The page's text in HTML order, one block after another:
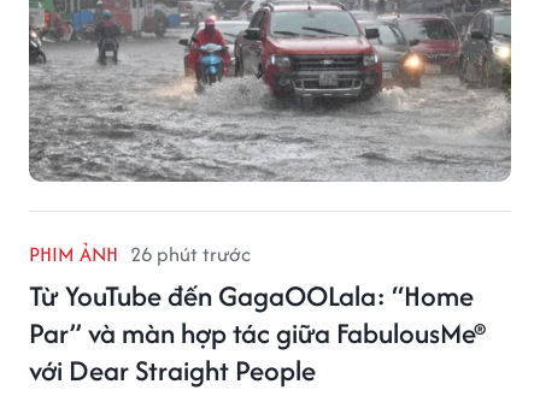
PHIM ẢNH 26 phút trước
Từ YouTube đến GagaOOLala: “Home
Par” và màn hợp tác giữa FabulousMe®
với Dear Straight People